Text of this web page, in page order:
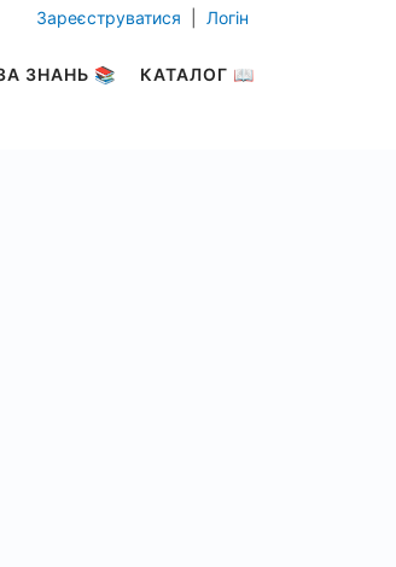
ЗНАНЬ 📚 КАТАЛОГ 📖
Зареєструватися Логін